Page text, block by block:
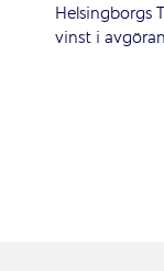
Helsingborgs
vinst i